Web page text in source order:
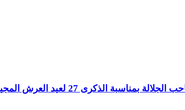
الذكرى 27 لعيد العرش المجيد.